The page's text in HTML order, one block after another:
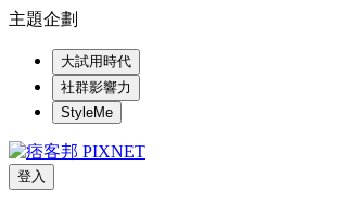
主題企劃
大試用時代
社群影響力
StyleMe
登入